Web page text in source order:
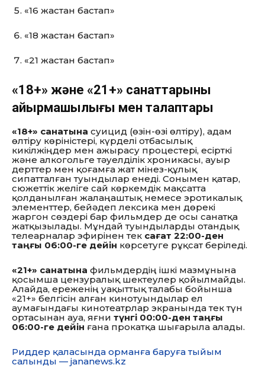
«16 жастан бастап»
«18 жастан бастап»
«21 жастан бастап»
«18+» және «21+» санаттарының
айырмашылығы мен талаптары
«18+» санатына суицид (өзін-өзі өлтіру), адам
өлтіру көріністері, күрделі отбасылық
кикілжіңдер мен ажырасу процестері, есірткі
және алкогольге тәуелділік хроникасы, ауыр
дерттер мен қоғамға жат мінез-құлық
сипатталған туындылар енеді. Сонымен қатар,
сюжеттік желіге сай көркемдік мақсатта
қолданылған жалаңаштық немесе эротикалық
элементтер, бейәдеп лексика мен дөрекі
жаргон сөздері бар фильмдер де осы санатқа
жатқызылады. Мұндай туындыларды отандық
телеарналар эфирінен тек сағат 22:00-ден
таңғы 06:00-ге дейін көрсетуге рұқсат беріледі.
«21+» санатына фильмдердің ішкі мазмұнына
қосымша цензуралық шектеулер қойылмайды.
Алайда, ереженің уақыттық талабы бойынша
«21+» белгісін алған кинотуындылар ел
аумағындағы кинотеатрлар экранында тек түн
ортасынан ауа, яғни түнгі 00:00-ден таңғы
06:00-ге дейін ғана прокатқа шығарыла алады.
Риддер қаласында орманға баруға тыйым
салынды — jananews.kz